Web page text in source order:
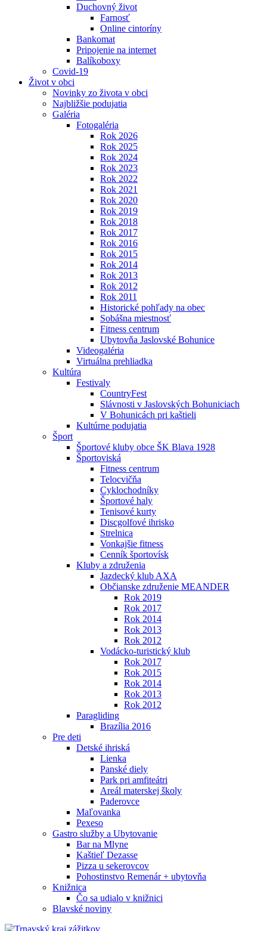
Duchovný život
Farnosť
Online cintoríny
Bankomat
Pripojenie na internet
Balíkoboxy
Covid-19
Život v obci
Novinky zo života v obci
Najbližšie podujatia
Galéria
Fotogaléria
Rok 2026
Rok 2025
Rok 2024
Rok 2023
Rok 2022
Rok 2021
Rok 2020
Rok 2019
Rok 2018
Rok 2017
Rok 2016
Rok 2015
Rok 2014
Rok 2013
Rok 2012
Rok 2011
Historické pohľady na obec
Sobášna miestnosť
Fitness centrum
Ubytovňa Jaslovské Bohunice
Videogaléria
Virtuálna prehliadka
Kultúra
Festivaly
CountryFest
Slávnosti v Jaslovských Bohuniciach
V Bohunicách pri kaštieli
Kultúrne podujatia
Šport
Športové kluby obce ŠK Blava 1928
Športoviská
Fitness centrum
Telocvičňa
Cyklochodníky
Športové haly
Tenisové kurty
Discgolfové ihrisko
Strelnica
Vonkajšie fitness
Cenník športovísk
Kluby a združenia
Jazdecký klub AXA
Občianske združenie MEANDER
Rok 2019
Rok 2017
Rok 2014
Rok 2013
Rok 2012
Vodácko-turistický klub
Rok 2017
Rok 2015
Rok 2014
Rok 2013
Rok 2012
Paragliding
Brazília 2016
Pre deti
Detské ihriská
Lienka
Panské diely
Park pri amfiteátri
Areál materskej školy
Paderovce
Maľovanka
Pexeso
Gastro služby a Ubytovanie
Bar na Mlyne
Kaštieľ Dezasse
Pizza u sekerovcov
Pohostinstvo Remenár + ubytovňa
Knižnica
Čo sa udialo v knižnici
Blavské noviny